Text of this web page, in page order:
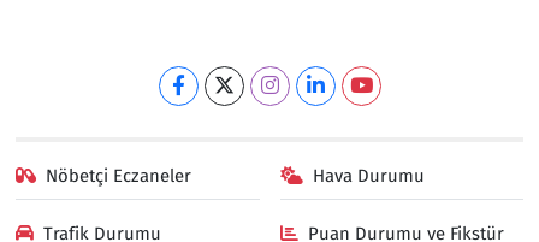
Nöbetçi Eczaneler Hava Durumu
Trafik Durumu Puan Durumu ve Fikstür